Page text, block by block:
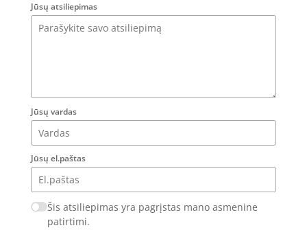
Jūsų atsiliepimas
Jūsų vardas
Jūsų el.paštas
Šis atsiliepimas yra pagrįstas mano asmenine
patirtimi.